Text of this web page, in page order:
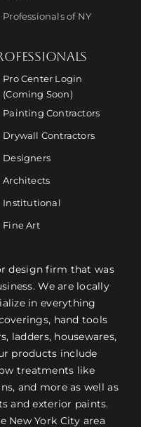
Professionals of NY
Pro Center Login
(Coming Soon)
Painting Contractors
Drywall Contractors
Designers
Architects
Institutional
Fine Art
design firm that was
We are locally
in everything
hand tools
ladders, housewares,
products include
treatments like
and more as well as
and exterior paints.
New York City area